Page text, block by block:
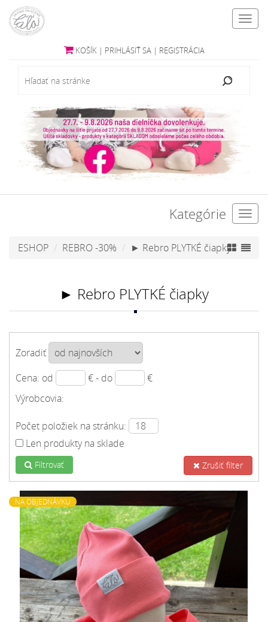
KOŠÍK | PRIHLÁSIŤ SA | REGISTRÁCIA
Kategórie
ESHOP REBRO -30% ► Rebro PLYTKÉ čiapky
► Rebro PLYTKÉ čiapky
Zoradiť
Cena: od
€ - do
€
Výrobcovia:
Počet položiek na stránku:
Len produkty na sklade
Filtrovať Zrušiť filter
NA OBJEDNÁVKU